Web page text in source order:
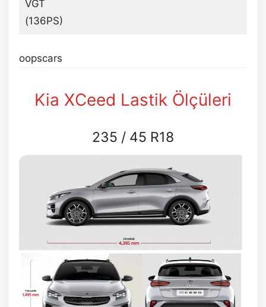
VGT
(136PS)
oopscars
Kia XCeed Lastik Ölçüleri
235 / 45 R18